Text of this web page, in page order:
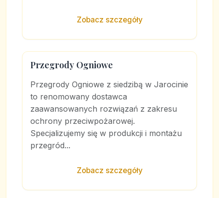
Zobacz szczegóły
Przegrody Ogniowe
Przegrody Ogniowe z siedzibą w Jarocinie
to renomowany dostawca
zaawansowanych rozwiązań z zakresu
ochrony przeciwpożarowej.
Specjalizujemy się w produkcji i montażu
przegród...
Zobacz szczegóły